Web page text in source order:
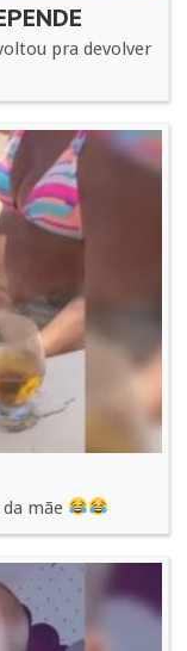
pra devolver
mãe